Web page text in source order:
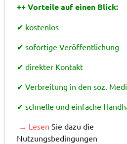
++ Vorteile auf einen Blick:
✔ kostenlos
✔ sofortige Veröffentlichung
✔ direkter Kontakt
✔ Verbreitung in den soz.
✔ schnelle und einfache
→ Lesen Sie dazu die
Nutzungsbedingungen